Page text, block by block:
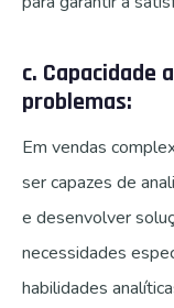
c. Capacidade
problemas:
Em vendas
ser capazes de
e desenvolver
necessidades
habilidades